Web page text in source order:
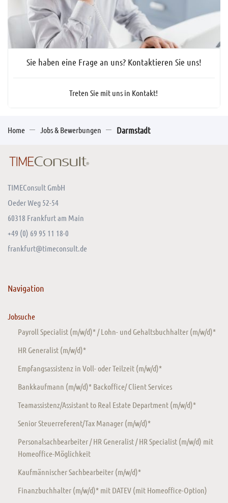
Sie haben eine Frage an uns? Kontaktieren Sie uns!
Treten Sie mit uns in Kontakt!
Home Jobs & Bewerbungen Darmstadt
TIMEConsult GmbH
Oeder Weg 52-54
60318 Frankfurt am Main
+49 (0) 69 95 11 18-0
frankfurt@timeconsult.de
Navigation
Jobsuche
Payroll Specialist (m/w/d)* / Lohn- und Gehaltsbuchhalter (m/w/d)*
HR Generalist (m/w/d)*
Empfangsassistenz in Voll- oder Teilzeit (m/w/d)*
Bankkaufmann (m/w/d)* Backoffice/ Client Services
Teamassistenz/Assistant to Real Estate Department (m/w/d)*
Senior Steuerreferent/Tax Manager (m/w/d)*
Personalsachbearbeiter / HR Generalist / HR Specialist (m/w/d) mit
Homeoffice-Möglichkeit
Kaufmännischer Sachbearbeiter (m/w/d)*
Finanzbuchhalter (m/w/d)* mit DATEV (mit Homeoffice-Option)